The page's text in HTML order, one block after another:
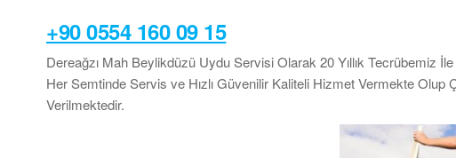
+90 0554 160 09 15
Dereağzı Mah Beylikdüzü Uydu Servisi Olarak 20 Yıllık Tecrübemiz
Her Semtinde Servis ve Hızlı Güvenilir Kaliteli Hizmet Vermekte
Verilmektedir.